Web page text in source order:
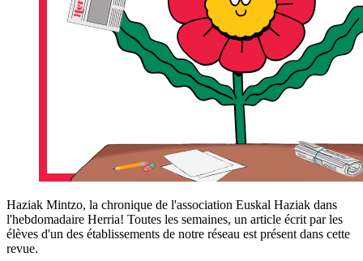
Haziak Mintzo, la chronique de l'association Euskal Haziak dans
l'hebdomadaire Herria! Toutes les semaines, un article écrit par les
élèves d'un des établissements de notre réseau est présent dans cette
revue.